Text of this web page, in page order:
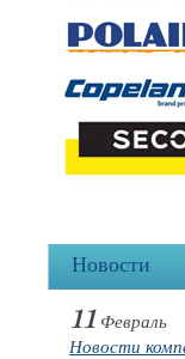
Новости
11 Февраль
Новости